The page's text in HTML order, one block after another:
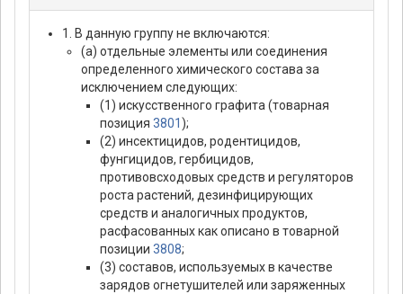
1. В данную группу не включаются:
(а) отдельные элементы или соединения
определенного химического состава за
исключением следующих:
(1) искусственного графита (товарная
позиция 3801);
(2) инсектицидов, родентицидов,
фунгицидов, гербицидов,
противовсходовых средств и регуляторов
роста растений, дезинфицирующих
средств и аналогичных продуктов,
расфасованных как описано в товарной
позиции 3808;
(3) составов, используемых в качестве
зарядов огнетушителей или заряженных